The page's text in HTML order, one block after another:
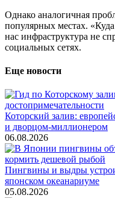
Однако аналогичная
популярных местах.
нас инфраструктура не
социальных сетях.
Еще новости
Которский залив:
и дворцом-миллионером
06.08.2026
Пингвины и выдры
японском океанариуме
05.08.2026